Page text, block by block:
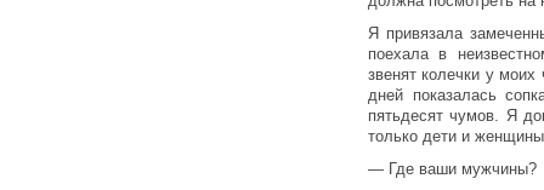
Я привязала
поехала в
звенят колечки у
дней показалась
пятьдесят чумов. Я
только дети и
— Где ваши мужчины?